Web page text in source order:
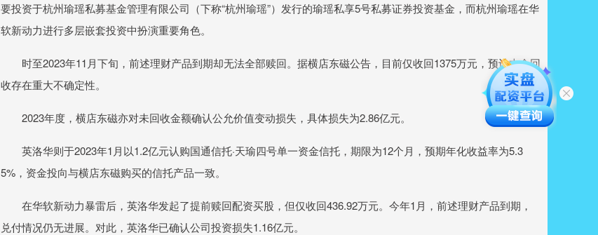
要投资于杭州瑜瑶私募基金管理有限公司（下称“杭州瑜瑶”）发行的瑜瑶私享5号私募证券投资基金，而杭州瑜瑶在华
软新动力进行多层嵌套投资中扮演重要角色。
时至2023年11月下旬，前述理财产品到期却无法全部赎回。据横店东磁公告，目前仅收回1375万元，预计本金回
收存在重大不确定性。
2023年度，横店东磁亦对未回收金额确认公允价值变动损失，具体损失为2.86亿元。
英洛华则于2023年1月以1.2亿元认购国通信托·天瑜四号单一资金信托，期限为12个月，预期年化收益率为5.3
5%，资金投向与横店东磁购买的信托产品一致。
在华软新动力暴雷后，英洛华发起了提前赎回配资买股，但仅收回436.92万元。今年1月，前述理财产品到期，
兑付情况仍无进展。对此，英洛华已确认公司投资损失1.16亿元。